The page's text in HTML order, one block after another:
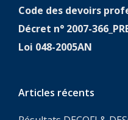
Code des devoirs
Décret n° 2007-
Loi 048-2005AN
Articles récents